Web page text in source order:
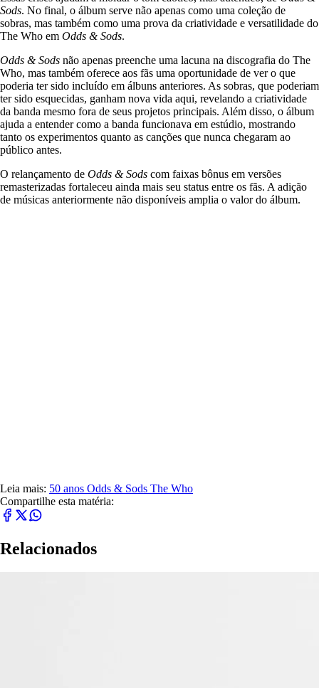
Sods. No final, o álbum serve não apenas como uma coleção de
sobras, mas também como uma prova da criatividade e versatilidade do
The Who em Odds & Sods.
Odds & Sods não apenas preenche uma lacuna na discografia do The
Who, mas também oferece aos fãs uma oportunidade de ver o que
poderia ter sido incluído em álbuns anteriores. As sobras, que poderiam
ter sido esquecidas, ganham nova vida aqui, revelando a criatividade
da banda mesmo fora de seus projetos principais. Além disso, o álbum
ajuda a entender como a banda funcionava em estúdio, mostrando
tanto os experimentos quanto as canções que nunca chegaram ao
público antes.
O relançamento de Odds & Sods com faixas bônus em versões
remasterizadas fortaleceu ainda mais seu status entre os fãs. A adição
de músicas anteriormente não disponíveis amplia o valor do álbum.
Leia mais: 50 anos Odds & Sods The Who
Compartilhe esta matéria:
Relacionados